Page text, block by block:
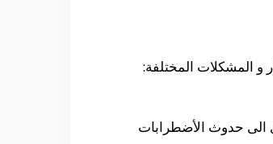
و المشكلات المختلفة:
الى حدوث الأضطرابات